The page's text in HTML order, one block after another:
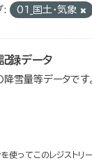
: 01_国土・気象
録データ
雪量等データです。
使ってこのレジストリ